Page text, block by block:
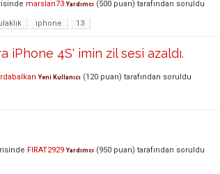
marslan73 Yardımcı (500 puan) tarafından soruldu
iphone 13
iPhone 4S' imin zil sesi azaldı.
Yeni Kullanıcı (120 puan) tarafından soruldu
FIRAT2929 Yardımcı (950 puan) tarafından soruldu